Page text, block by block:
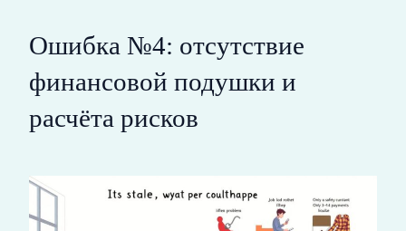
Ошибка №4: отсутствие
финансовой подушки и
расчёта рисков